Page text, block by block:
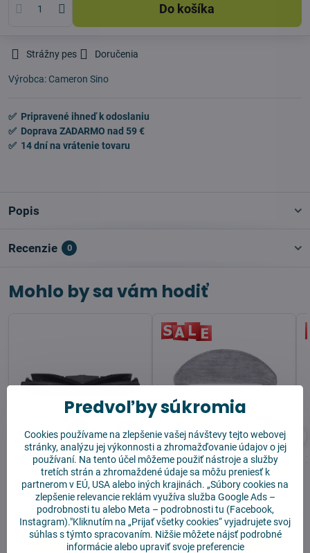
Do košíka
Strážny pes Doručenia
Výrobca: Cameron Sino
✅ Pripravené ihneď k odoslaniu
✅ Doprava ZADARMO nad 59 €
✅ 14 dní na vrátenie tovaru
Popis
Recenzie 0
Mohlo by sa vám hodiť
7%
Xiaomi Roidme Eve Plus
Hlavná kefa
Skladom
11,90 €
Do košíka
8%
Mopovacia textília pre
Xiaomi Roidme Eve Plus
- 2 ks
Skladom
10,90 €
Do košíka
Predvoľby súkromia
Cookies používame na zlepšenie vašej návštevy tejto webovej
stránky, analýzu jej výkonnosti a zhromažďovanie údajov o jej
používaní. Na tento účel môžeme použiť nástroje a služby
tretích strán a zhromaždené údaje sa môžu preniesť k
partnerom v EÚ, USA alebo iných krajinách. „Súbory cookies na
zlepšenie relevancie reklám využíva služba Google Ads –
podrobnosti tu alebo Meta – podrobnosti tu (Facebook,
Instagram)."Kliknutím na „Prijať všetky cookies“ vyjadrujete svoj
súhlas s týmto spracovaním. Nižšie môžete nájsť podrobné
informácie alebo upraviť svoje preferencie